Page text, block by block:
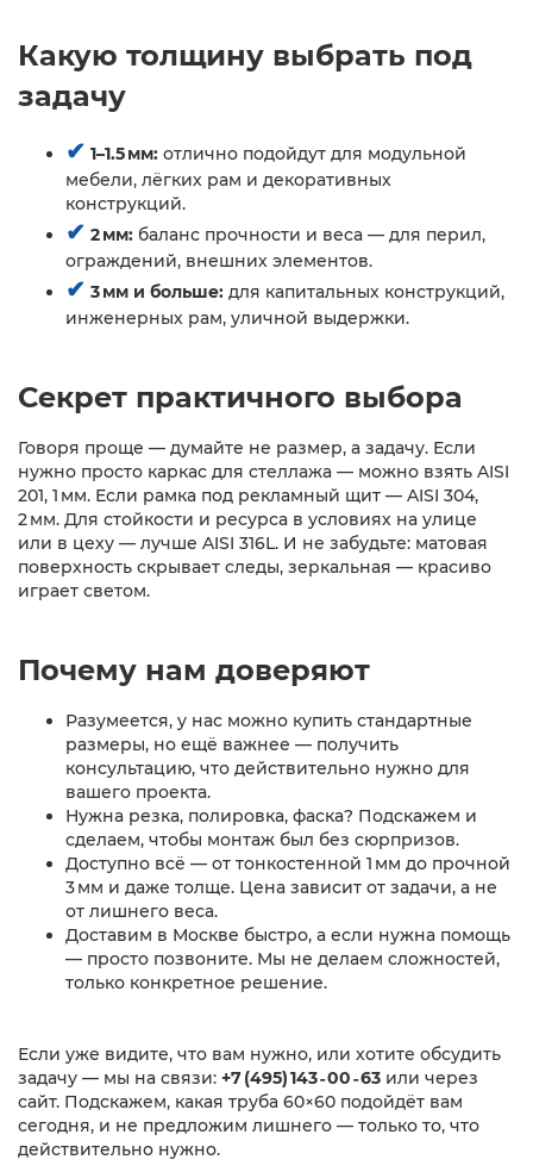
Какую толщину выбрать под
задачу
✔ 1–1.5 мм: отлично подойдут для модульной
мебели, лёгких рам и декоративных
конструкций.
✔ 2 мм: баланс прочности и веса — для перил,
ограждений, внешних элементов.
✔ 3 мм и больше: для капитальных конструкций,
инженерных рам, уличной выдержки.
Секрет практичного выбора
Говоря проще — думайте не размер, а задачу. Если
нужно просто каркас для стеллажа — можно взять AISI
201, 1 мм. Если рамка под рекламный щит — AISI 304,
2 мм. Для стойкости и ресурса в условиях на улице
или в цеху — лучше AISI 316L. И не забудьте: матовая
поверхность скрывает следы, зеркальная — красиво
играет светом.
Почему нам доверяют
Разумеется, у нас можно купить стандартные
размеры, но ещё важнее — получить
консультацию, что действительно нужно для
вашего проекта.
Нужна резка, полировка, фаска? Подскажем и
сделаем, чтобы монтаж был без сюрпризов.
Доступно всё — от тонкостенной 1 мм до прочной
3 мм и даже толще. Цена зависит от задачи, а не
от лишнего веса.
Доставим в Москве быстро, а если нужна помощь
— просто позвоните. Мы не делаем сложностей,
только конкретное решение.
Если уже видите, что вам нужно, или хотите обсудить
задачу — мы на связи: +7 (495) 143‑00‑63 или через
сайт. Подскажем, какая труба 60×60 подойдёт вам
сегодня, и не предложим лишнего — только то, что
действительно нужно.